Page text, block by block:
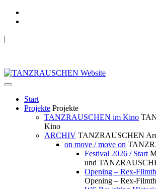
|
Start
Projekte Projekte
TANZRAUSCHEN im Kino
Kino
ARCHIV TANZRAUSCHEN
on move / move on
Festival 2026 / Start
und
Opening – Rex-
Opening – Rex-